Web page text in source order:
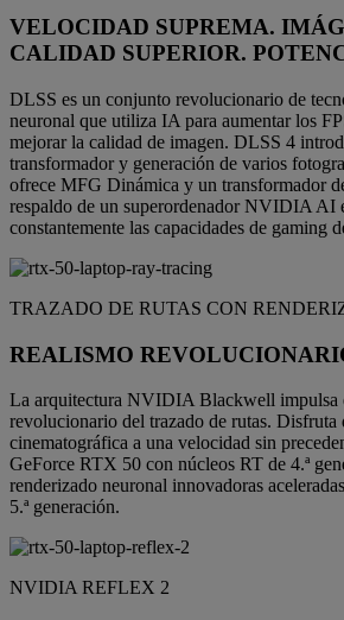
VELOCIDAD SUPREMA.
CALIDAD SUPERIOR.
DLSS es un conjunto revolucionario de
neuronal que utiliza IA para aumentar los
mejorar la calidad de imagen. DLSS 4
transformador y generación de varios
ofrece MFG Dinámica y un transformador
respaldo de un superordenador NVIDIA AI
constantemente las capacidades de gaming
TRAZADO DE RUTAS CON
REALISMO
La arquitectura NVIDIA Blackwell impulsa
revolucionario del trazado de rutas. Disfruta
cinematográfica a una velocidad sin
GeForce RTX 50 con núcleos RT de 4.ª
renderizado neuronal innovadoras
5.ª generación.
NVIDIA REFLEX 2